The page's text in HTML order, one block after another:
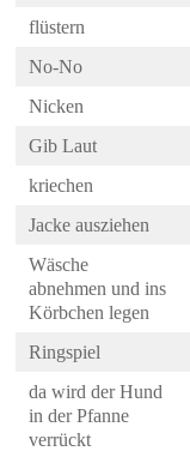
flüstern
No-No
Nicken
Gib Laut
kriechen
Jacke ausziehen
Wäsche
abnehmen und ins
Körbchen legen
Ringspiel
da wird der Hund
in der Pfanne
verrückt